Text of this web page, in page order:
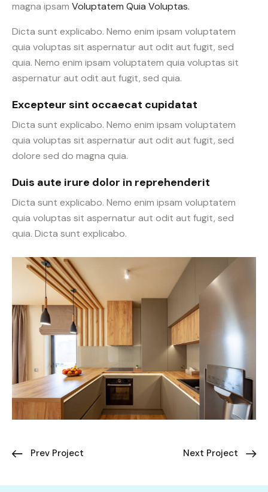
magna ipsam Voluptatem Quia Voluptas.
Dicta sunt explicabo. Nemo enim ipsam voluptatem
quia voluptas sit aspernatur aut odit aut fugit, sed
quia. Nemo enim ipsam voluptatem quia voluptas sit
aspernatur aut odit aut fugit, sed quia.
Excepteur sint occaecat cupidatat
Dicta sunt explicabo. Nemo enim ipsam voluptatem
quia voluptas sit aspernatur aut odit aut fugit, sed
dolore sed do magna quia.
Duis aute irure dolor in reprehenderit
Dicta sunt explicabo. Nemo enim ipsam voluptatem
quia voluptas sit aspernatur aut odit aut fugit, sed
quia. Dicta sunt explicabo.
Prev Project Next Project